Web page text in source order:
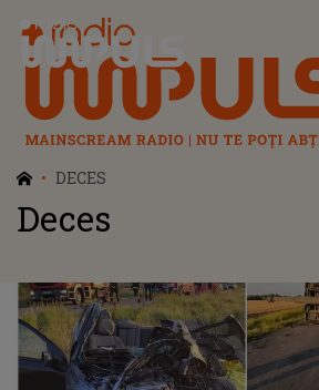
Radio Impuls
DECES
Deces